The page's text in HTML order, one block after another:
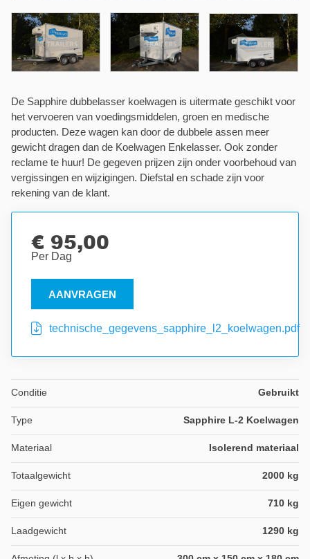
De Sapphire dubbelasser koelwagen is uitermate geschikt voor
het vervoeren van voedingsmiddelen, groen en medische
producten. Deze wagen kan door de dubbele assen meer
gewicht dragen dan de Koelwagen Enkelasser. Ook zonder
reclame te huur! De gegeven prijzen zijn onder voorbehoud van
vergissingen en wijzigingen. Diefstal en schade zijn voor
rekening van de klant.
AANVRAGEN
technische_gegevens_sapphire_l2_koelwagen.pdf
€ 95,00
Per Dag
Conditie Gebruikt
Type Sapphire L-2 Koelwagen
Materiaal Isolerend materiaal
Totaalgewicht 2000 kg
Eigen gewicht 710 kg
Laadgewicht 1290 kg